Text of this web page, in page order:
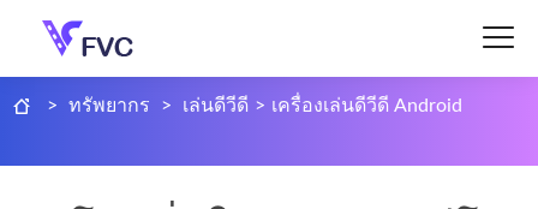
> ทรัพยากร > เล่นดีวีดี > เครื่องเล่นดีวีดี Android